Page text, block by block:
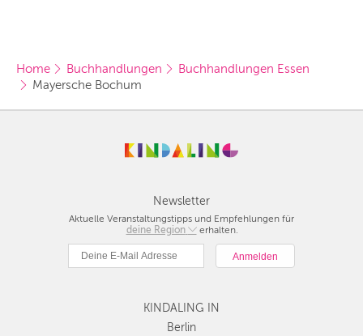
Home Buchhandlungen
Buchhandlungen Essen
Mayersche Bochum
Newsletter
Aktuelle Veranstaltungstipps und Empfehlungen für
deine Region
Berlin
München
Hamburg
Köln
Düsseldorf
erhalten.
KINDALING IN
Berlin